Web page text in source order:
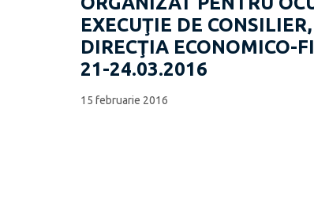
EXECUŢIE DE
DIRECŢIA ECONOMICO-
21-24.03.2016
15 februarie 2016